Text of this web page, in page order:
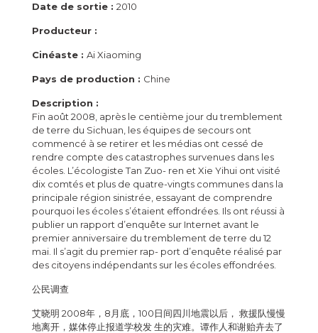
Date de sortie : 2010
Producteur :
Cinéaste : Ai Xiaoming
Pays de production : Chine
Description :
Fin août 2008, après le centième jour du tremblement
de terre du Sichuan, les équipes de secours ont
commencé à se retirer et les médias ont cessé de
rendre compte des catastrophes survenues dans les
écoles. L’écologiste Tan Zuo- ren et Xie Yihui ont visité
dix comtés et plus de quatre-vingts communes dans la
principale région sinistrée, essayant de comprendre
pourquoi les écoles s’étaient effondrées. Ils ont réussi à
publier un rapport d’enquête sur Internet avant le
premier anniversaire du tremblement de terre du 12
mai. Il s’agit du premier rap- port d’enquête réalisé par
des citoyens indépendants sur les écoles effondrées.
公民调查
艾晓明 2008年，8月底，100日间四川地震以后， 救援队慢慢
地离开，媒体停止报道学校发 生的灾难。谭作人和谢贻卉去了